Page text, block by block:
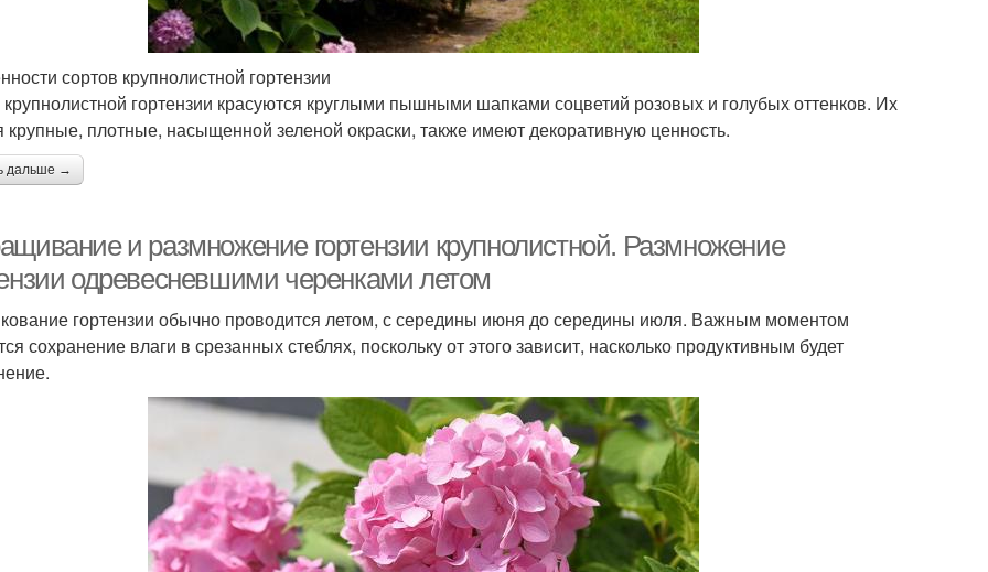
сортов крупнолистной гортензии
гортензии красуются круглыми пышными шапками соцветий розовых и голубых оттенков. Их
крупные, плотные, насыщенной зеленой окраски, также имеют декоративную ценность.
дальше →
и размножение гортензии крупнолистной. Размножение
одревесневшими черенками летом
гортензии обычно проводится летом, с середины июня до середины июля. Важным моментом
сохранение влаги в срезанных стеблях, поскольку от этого зависит, насколько продуктивным будет